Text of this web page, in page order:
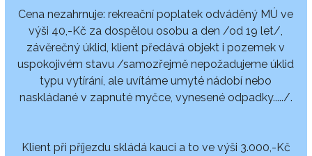
Cena nezahrnuje: rekreační poplatek odváděný MÚ ve
výši 40,-Kč za dospělou osobu a den /od 19 let/,
závěrečný úklid, klient předává objekt i pozemek v
uspokojivém stavu /samozřejmě nepožadujeme úklid
typu vytírání, ale uvítáme umyté nádobí nebo
naskládané v zapnuté myčce, vynesené odpadky...../.
Klient při příjezdu skládá kauci a to ve výši 3.000,-Kč